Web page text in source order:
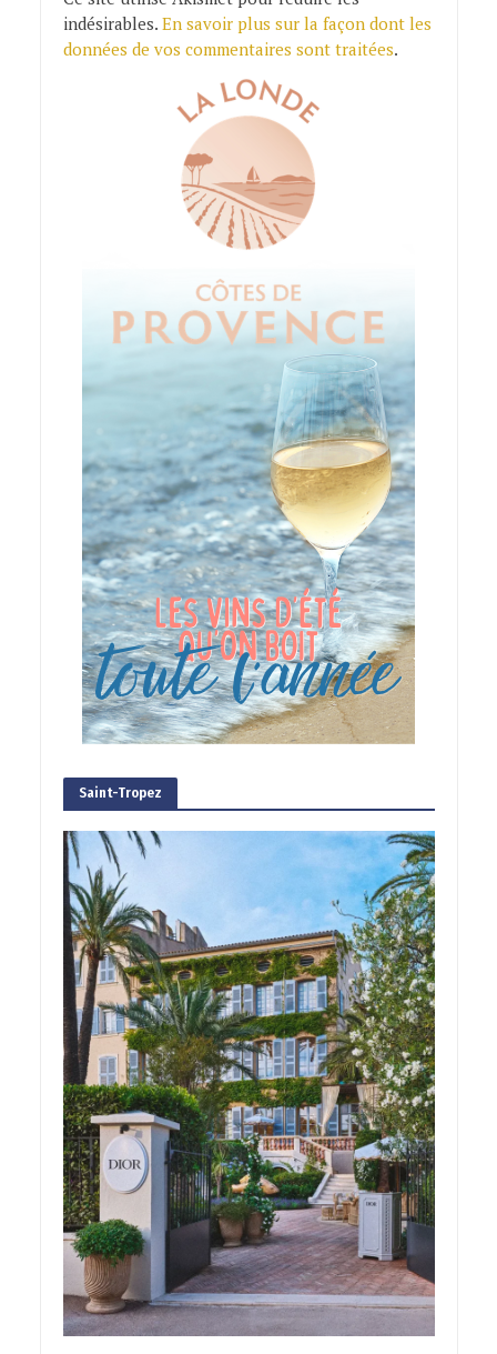
indésirables. En savoir plus sur la façon dont les
données de vos commentaires sont traitées.
Saint-Tropez